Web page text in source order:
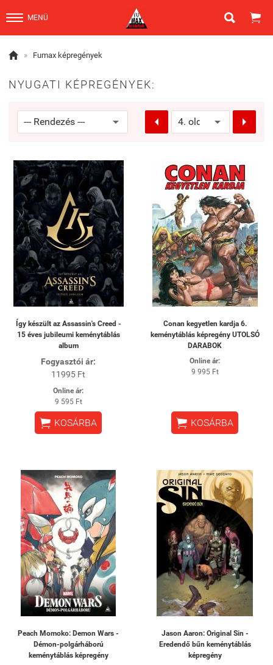
MENÜ  
 » Fumax képregények
NYUGATI KÉPREGÉNYEK:
 
Így készült az Assassin's Creed -
15 éves jubileumi keménytáblás
album
Fogyasztói ár:
11995 Ft
Online ár:
9 595 Ft
 KOSÁRBA
Conan kegyetlen kardja 6.
keménytáblás képregény UTOLSÓ
DARABOK
Online ár:
9 995 Ft
 KOSÁRBA
Peach Momoko: Demon Wars -
Démon-polgárháború
keménytáblás képregény
Jason Aaron: Original Sin -
Eredendő bűn keménytáblás
képregény